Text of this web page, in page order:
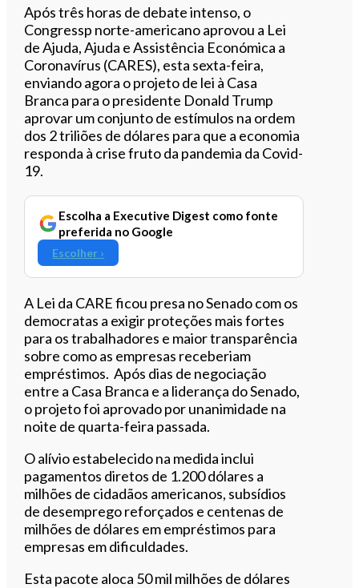
Ouvir este artigo
Após três horas de debate intenso, o
Congressp norte-americano aprovou a Lei
de Ajuda, Ajuda e Assistência Económica a
Coronavírus (CARES), esta sexta-feira,
enviando agora o projeto de lei à Casa
Branca para o presidente Donald Trump
aprovar um conjunto de estímulos na ordem
dos 2 triliões de dólares para que a economia
responda à crise fruto da pandemia da Covid-
19.
Escolha a Executive Digest como fonte
preferida no Google
Escolher ›
A Lei da CARE ficou presa no Senado com os
democratas a exigir proteções mais fortes
para os trabalhadores e maior transparência
sobre como as empresas receberiam
empréstimos. Após dias de negociação
entre a Casa Branca e a liderança do Senado,
o projeto foi aprovado por unanimidade na
noite de quarta-feira passada.
O alívio estabelecido na medida inclui
pagamentos diretos de 1.200 dólares a
milhões de cidadãos americanos, subsídios
de desemprego reforçados e centenas de
milhões de dólares em empréstimos para
empresas em dificuldades.
Esta pacote aloca 50 mil milhões de dólares